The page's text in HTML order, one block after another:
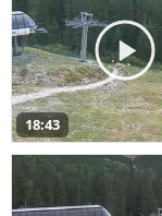
18:43